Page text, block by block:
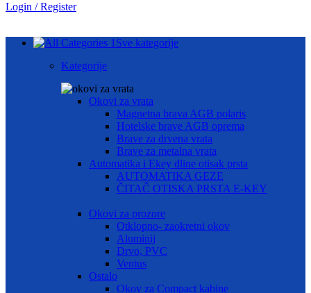
Login / Register
Sve kategorije
Kategorije
Okovi za vrata
Magnetna brava AGB polaris
Hotelske brave AGB oprema
Brave za drvena vrata
Brave za metalna vrata
Automatika i Ekey dline otisak prsta
AUTOMATIKA GEZE
ČITAČ OTISKA PRSTA E-KEY
Okovi za prozore
Otklopno- zaokretni okov
Aluminij
Drvo, PVC
Ventus
Ostalo
Okov za Compact kabine